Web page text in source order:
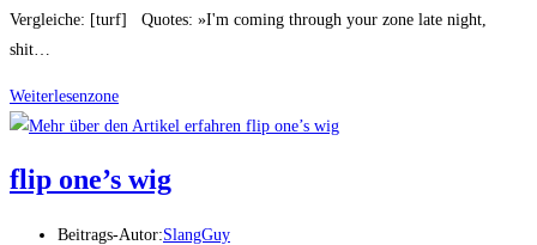
Vergleiche: [turf] Quotes: »I'm coming through your zone late night,
shit…
Weiterlesenzone
flip one’s wig
Beitrags-Autor:SlangGuy